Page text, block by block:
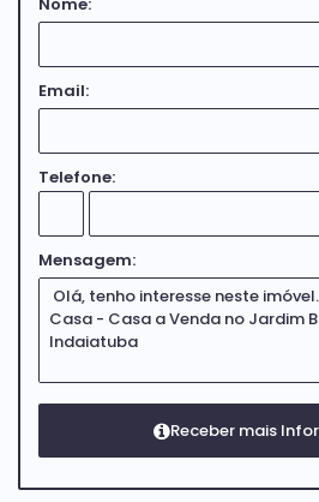
Email:
Telefone:
Mensagem: